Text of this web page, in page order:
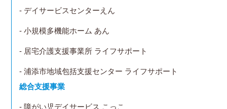
- デイサービスセンターえん
- 小規模多機能ホーム あん
- 居宅介護支援事業所 ライフサポート
- 浦添市地域包括支援センター ライフサポート
総合支援事業
- 障がい児デイサービス こっこ